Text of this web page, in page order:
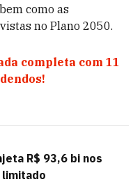
como as
no Plano 2050.
completa com 11
R$ 93,6 bi nos